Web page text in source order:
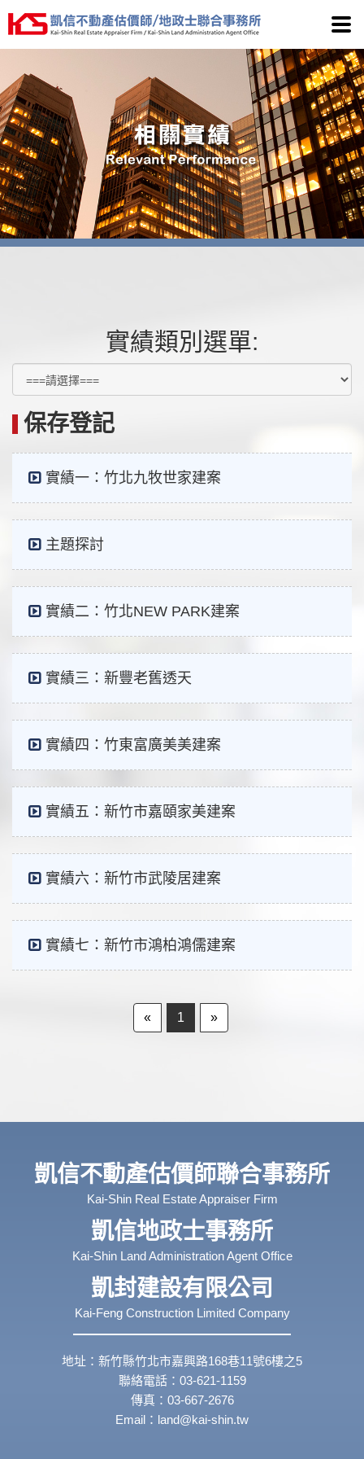
實績類別選單:
保存登記
實績一：竹北九牧世家建案
主題探討
實績二：竹北NEW PARK建案
實績三：新豐老舊透天
實績四：竹東富廣美美建案
實績五：新竹市嘉頤家美建案
實績六：新竹市武陵居建案
實績七：新竹市鴻柏鴻儒建案
« 1 »
凱信不動產估價師聯合事務所
Kai-Shin Real Estate Appraiser Firm
凱信地政士事務所
Kai-Shin Land Administration Agent Office
凱封建設有限公司
Kai-Feng Construction Limited Company
地址：新竹縣竹北市嘉興路168巷11號6樓之5
聯絡電話：03-621-1159
傳真：03-667-2676
Email：land@kai-shin.tw
凱